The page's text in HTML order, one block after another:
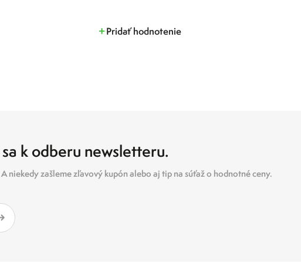
Pridať hodnotenie
k odberu newsletteru.
niekedy zašleme zľavový kupón alebo aj tip na súťaž o hodnotné ceny.